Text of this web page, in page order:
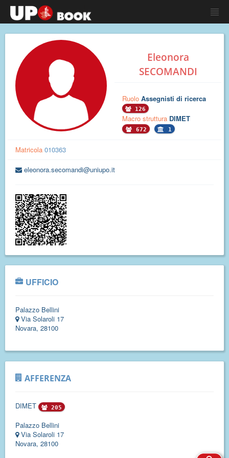
Eleonora
SECOMANDI
Ruolo Assegnisti di ricerca
126
Macro struttura DIMET
672 1
Matricola 010363
eleonora.secomandi@uniupo.it
UFFICIO
Palazzo Bellini
Via Solaroli 17
Novara, 28100
AFFERENZA
DIMET 205
Palazzo Bellini
Via Solaroli 17
Novara, 28100